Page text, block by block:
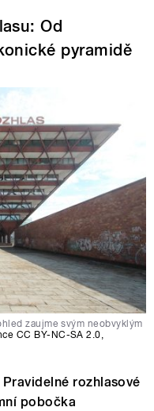
Od
pyramidě
zaujme svým neobvyklým
CC BY-NC-SA 2.0,
rozhlasové
pobočka